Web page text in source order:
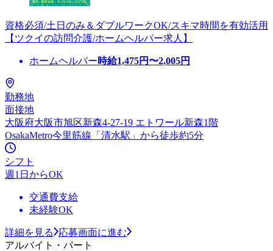
資格必須/土日のみ＆ダブルワークOK/スキマ時間を有効活用
【ツクイの訪問介護/ホームヘルパー求人】
ホームヘルパー時給1,475円〜2,005円
勤務地
面接地
大阪府大阪市旭区新森4-27-19 エトワール新森1階
OsakaMetro今里筋線「清水駅」から徒歩約5分
シフト
週1日からOK
交通費支給
未経験OK
詳細を見る
応募画面に進む
アルバイト・パート